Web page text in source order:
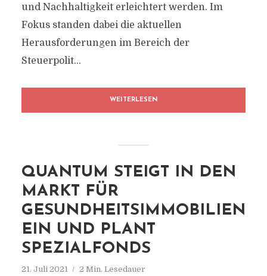
und Nachhaltigkeit erleichtert werden. Im
Fokus standen dabei die aktuellen
Herausforderungen im Bereich der
Steuerpolit...
WEITERLESEN
QUANTUM STEIGT IN DEN
MARKT FÜR
GESUNDHEITSIMMOBILIEN
EIN UND PLANT
SPEZIALFONDS
21. Juli 2021 2 Min. Lesedauer